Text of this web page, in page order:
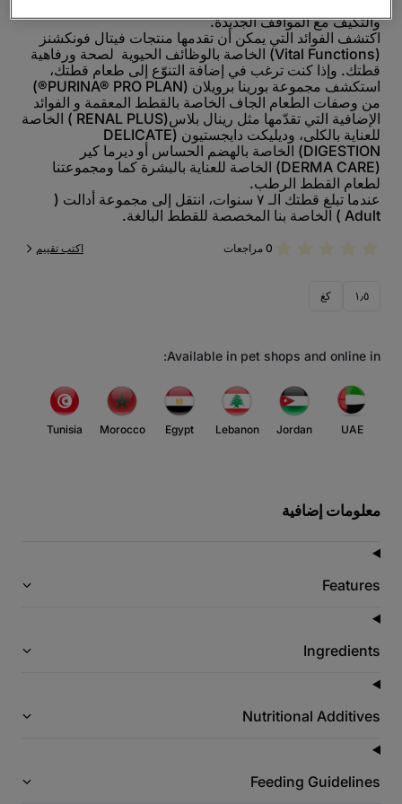
والتكيف مع المواقف الجديدة.
اكتشف الفوائد التي يمكن أن تقدمها منتجات فيتال فونكشنز
(Vital Functions) الخاصة بالوظائف الحيوية لصحة ورفاهية
قطتك. وإذا كنت ترغب في إضافة التنوّع إلى طعام قطتك،
استكشف مجموعة بورينا برويلان (PURINA® PRO PLAN®)
من وصفات الطعام الجاف الخاصة بالقطط المعقمة و الفوائد
الإضافية التي تقدّمها مثل رينال بلاس(RENAL PLUS ) الخاصة
للعناية بالكلى، وديليكت دايجستيون (DELICATE
DIGESTION) الخاصة بالهضم الحساس أو ديرما كير
(DERMA CARE) الخاصة للعناية بالبشرة كما ومجموعتنا
لطعام القطط الرطب.
عندما تبلغ قطتك الـ ٧ سنوات، انتقل إلى مجموعة أدالت (
Adult ) الخاصة بنا المخصصة للقطط البالغة.
0 مراجعات اكتب تقييم
١٫٥ كغ
Available in pet shops and online in:
UAE
Jordan
Lebanon
Egypt
Morocco
Tunisia
معلومات إضافية
Features
Ingredients
Nutritional Additives
Feeding Guidelines